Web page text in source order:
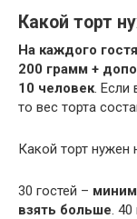
Какой торт
На каждого
200 грамм +
10 человек .
то вес торта
Какой торт нужен
30 гостей –
взять больше .